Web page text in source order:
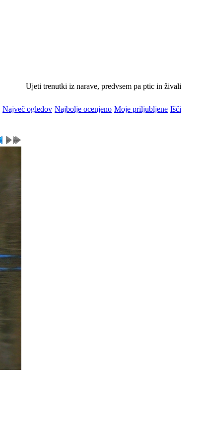
Ujeti trenutki iz narave, predvsem pa ptic in živali
Največ ogledov Najbolje ocenjeno Moje priljubljene Išči